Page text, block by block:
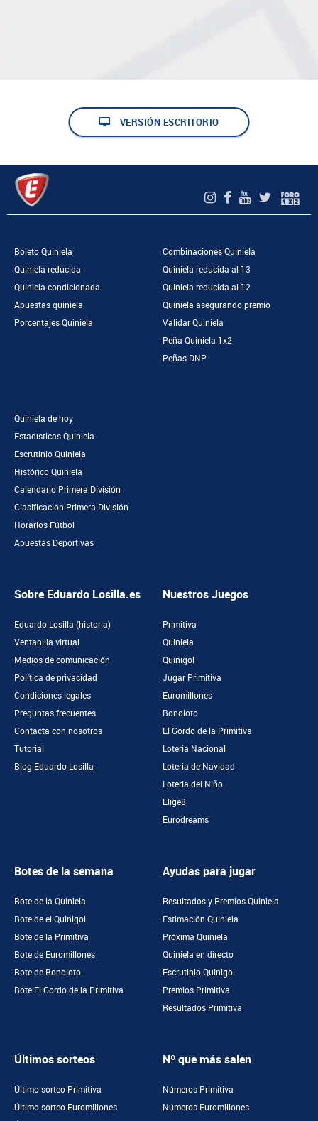
VERSIÓN ESCRITORIO
Boleto Quiniela
Quiniela reducida
Quiniela condicionada
Apuestas quiniela
Porcentajes Quiniela
Combinaciones Quiniela
Quiniela reducida al 13
Quiniela reducida al 12
Quiniela asegurando premio
Validar Quiniela
Peña Quiniela 1x2
Peñas DNP
Quiniela de hoy
Estadísticas Quiniela
Escrutinio Quiniela
Histórico Quiniela
Calendario Primera División
Clasificación Primera División
Horarios Fútbol
Apuestas Deportivas
Sobre Eduardo Losilla.es
Eduardo Losilla (historia)
Ventanilla virtual
Medios de comunicación
Política de privacidad
Condiciones legales
Preguntas frecuentes
Contacta con nosotros
Tutorial
Blog Eduardo Losilla
Nuestros Juegos
Primitiva
Quiniela
Quinigol
Jugar Primitiva
Euromillones
Bonoloto
El Gordo de la Primitiva
Loteria Nacional
Loteria de Navidad
Loteria del Niño
Elige8
Eurodreams
Botes de la semana
Bote de la Quiniela
Bote de el Quinigol
Bote de la Primitiva
Bote de Euromillones
Bote de Bonoloto
Bote El Gordo de la Primitiva
Ayudas para jugar
Resultados y Premios Quiniela
Estimación Quiniela
Próxima Quiniela
Quiniela en directo
Escrutinio Quinigol
Premios Primitiva
Resultados Primitiva
Últimos sorteos
Último sorteo Primitiva
Último sorteo Euromillones
Nº que más salen
Números Primitiva
Números Euromillones